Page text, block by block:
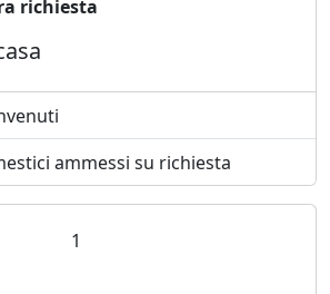
richiesta
ammessi su richiesta
1